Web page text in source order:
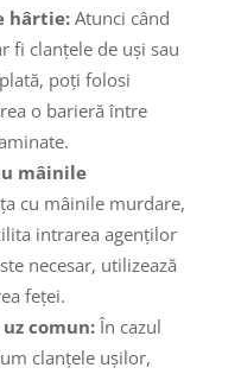
hârtie:Atunci când
fi clanțele de uși sau
poți folosi
o barieră între
mâinile
cu mâinile murdare,
intrarea agenților
necesar, utilizează
feței.
comun:În cazul
clanțele ușilor,